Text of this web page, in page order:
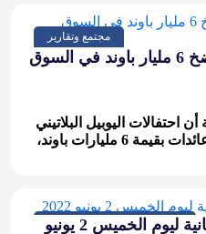
مجتمع وتقارير
احتفالات اليوبيل البلاتيني تضخ 6 مليار باوند في السوق
احتفالات اليوبيل البلاتيني
في المملكة المتحدة قد تحقق عائدات بقيمة 6 مليارات باوند،
صحف بريطانية, مجتمع وتقارير
أبرز عناوين الصحف البريطانية ليوم الخميس 2 يونيو